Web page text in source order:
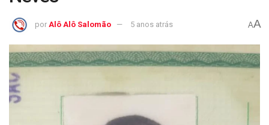
por Alô Alô Salomão 5 anos atrás AA